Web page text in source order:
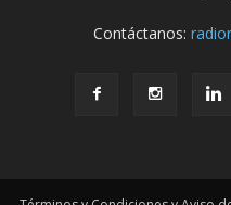
Contáctanos: